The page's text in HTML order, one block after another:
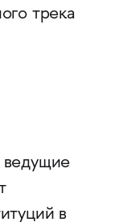
трека
ведущие
в